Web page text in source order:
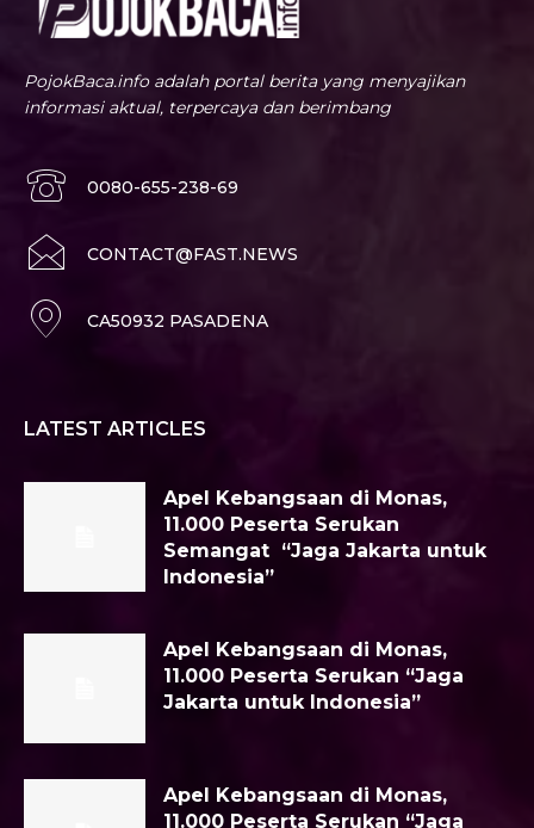
PojokBaca.info adalah portal berita yang menyajikan
informasi aktual, terpercaya dan berimbang
0080-655-238-69
CONTACT@FAST.NEWS
CA50932 PASADENA
LATEST ARTICLES
Apel Kebangsaan di Monas,
11.000 Peserta Serukan
Semangat “Jaga Jakarta untuk
Indonesia”
Apel Kebangsaan di Monas,
11.000 Peserta Serukan “Jaga
Jakarta untuk Indonesia”
Apel Kebangsaan di Monas,
11.000 Peserta Serukan “Jaga